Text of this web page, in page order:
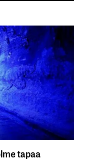
tapaa